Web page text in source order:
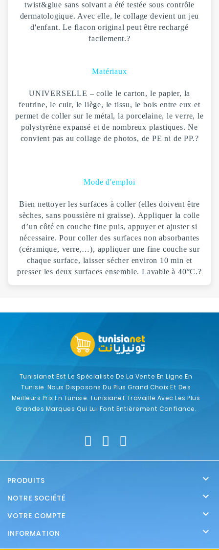
twist&glue sans solvant a été testée sous contrôle
dermatologique. Avec elle, le collage devient un jeu
d'enfant. Le flacon original peut être rechargé
facilement.?
Matériaux
UNIVERSELLE – colle le carton, le papier, la
feutrine, le cuir, le liège, le tissu, le bois entre eux et
permet de coller sur le métal, la porcelaine, le verre, le
polystyrène expansé et de nombreux plastiques. Ne
convient pas au collage de photos, de PE ni de PP.?
Mode d'emploi
Bien nettoyer les surfaces à coller (elles doivent être
sèches, sans poussière ni graisse). Appliquer la colle
d’un côté en couche fine puis, appuyer et ajuster si
nécessaire. Pour coller des surfaces non absorbantes
(céramique, verre,…), appliquer une fine couche sur
chaque surface, laisser sécher environ 10 min et
presser les deux surfaces ensemble. Lavable à 40°C.?
Tunisianet Est Le Spécialiste De La Vente En Ligne En
Tunisie. Nous Disposons Du Plus Grand Choix Et Des
Meilleurs Prix En Tunisie. Tunisianet Travaille Avec Les Plus
Grandes Marques Qui Lui Font Entièrement Confiance.
PRODUITS 
NOTRE SOCIÉTÉ 
VOTRE COMPTE 
INFORMATION 